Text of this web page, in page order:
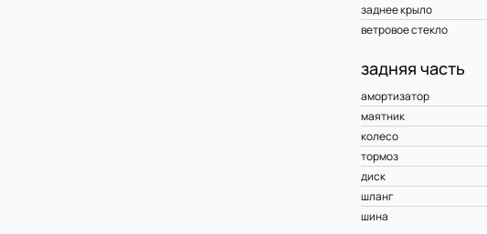
заднее крыло
ветровое стекло
задняя часть
амортизатор
маятник
колесо
тормоз
диск
шланг
шина